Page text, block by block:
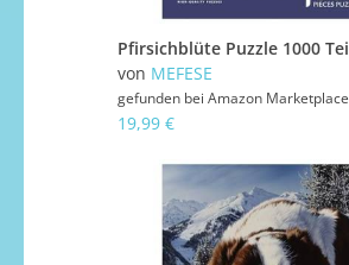
von MEFESE
gefunden bei Amazon Marketplace
19,99 €